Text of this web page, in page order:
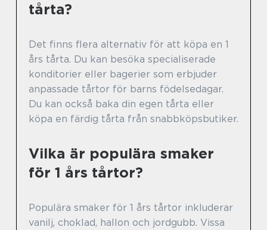
tårta?
Det finns flera alternativ för att köpa en 1
års tårta. Du kan besöka specialiserade
konditorier eller bagerier som erbjuder
anpassade tårtor för barns födelsedagar.
Du kan också baka din egen tårta eller
köpa en färdig tårta från snabbköpsbutiker.
Vilka är populära smaker
för 1 års tårtor?
Populära smaker för 1 års tårtor inkluderar
vanilj, choklad, hallon och jordgubb. Vissa